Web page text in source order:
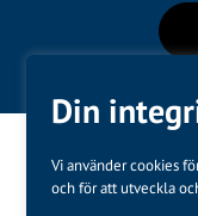
Din
Vi använder cookies
och för att utveckla